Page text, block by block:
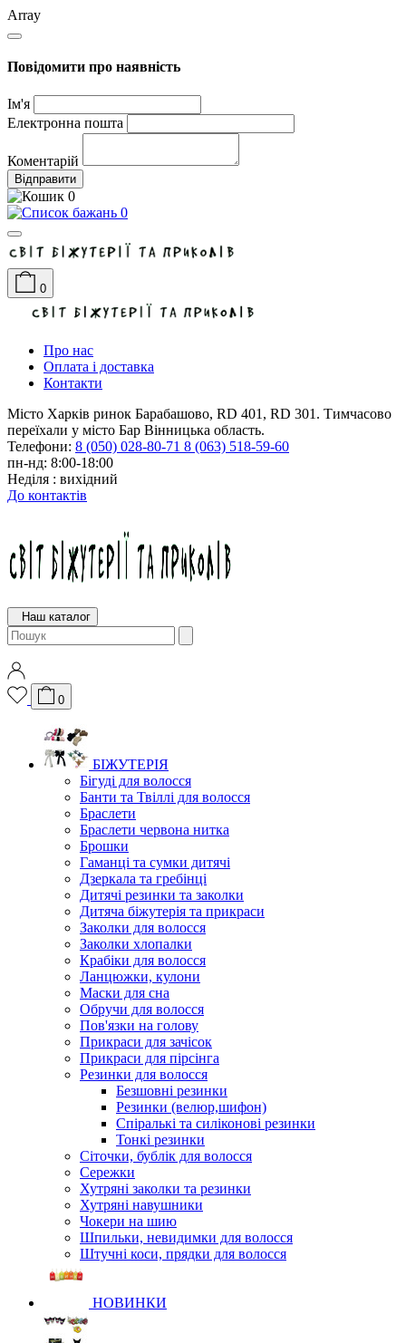
Array
Повідомити про наявність
Ім'я
Електронна пошта
Коментарій
Відправити
0
0
0
Про нас
Оплата і доставка
Контакти
Місто Харків ринок Барабашово, RD 401, RD 301. Тимчасово
переїхали у місто Бар Вінницька область.
Телефони: 8 (050) 028-80-71 8 (063) 518-59-60
пн-нд: 8:00-18:00
Неділя : вихідний
До контактів
Наш каталог
0
БІЖУТЕРІЯ
Бігуді для волосся
Банти та Твіллі для волосся
Браслети
Браслети червона нитка
Брошки
Гаманці та сумки дитячі
Дзеркала та гребінці
Дитячі резинки та заколки
Дитяча біжутерія та прикраси
Заколки для волосся
Заколки хлопалки
Крабіки для волосся
Ланцюжки, кулони
Маски для сна
Обручи для волосся
Пов'язки на голову
Прикраси для зачісок
Прикраси для пірсінга
Резинки для волосся
Безшовні резинки
Резинки (велюр,шифон)
Спіралькі та силіконові резинки
Тонкі резинки
Сіточки, бублік для волосся
Сережки
Хутряні заколки та резинки
Хутряні навушники
Чокери на шию
Шпильки, невидимки для волосся
Штучні коси, прядки для волосся
НОВИНКИ